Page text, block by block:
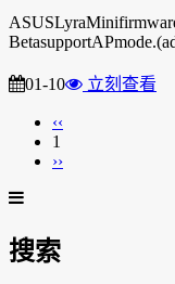
01-10 立刻查看
‹‹
1
››
搜索